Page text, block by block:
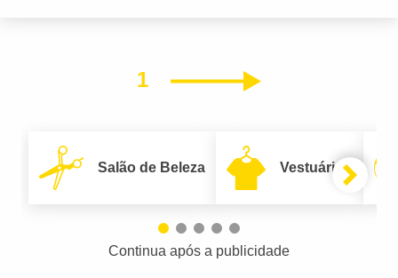
1 Próximo
Salão de Beleza Vestuário
Continua após a publicidade